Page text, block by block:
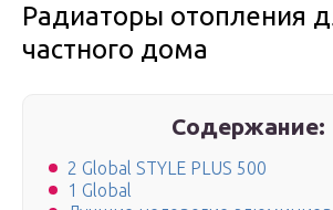
Радиаторы отопления
частного дома
Содержание:
2 Global STYLE PLUS 500
1 Global